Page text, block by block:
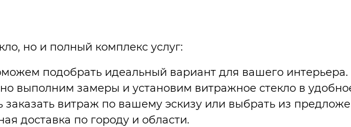
но и полный комплекс услуг:
подобрать идеальный вариант для вашего интерьера.
выполним замеры и установим витражное стекло в
заказать витраж по вашему эскизу или выбрать из
доставка по городу и области.